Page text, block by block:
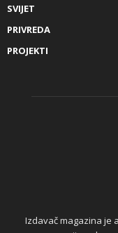
SVIJET
PRIVREDA
PROJEKTI
Izdavač magazina je